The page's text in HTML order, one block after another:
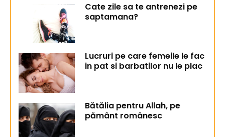
Cate zile sa te antrenezi pe
saptamana?
Lucruri pe care femeile le fac
in pat si barbatilor nu le plac
Bătălia pentru Allah, pe
pământ românesc